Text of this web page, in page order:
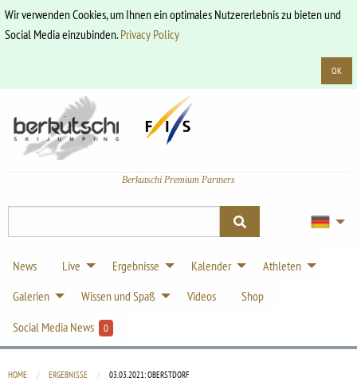
Wir verwenden Cookies, um Ihnen ein optimales Nutzererlebnis zu bieten und
Social Media einzubinden.Privacy Policy
OK
Berkutschi Premium Partners
News Live Ergebnisse Kalender
Athleten
Galerien
Wissen und Spaß Videos
Shop
Social Media News
0
HOME ERGEBNISSE CURRENT:
03.03.2021: OBERSTDORF